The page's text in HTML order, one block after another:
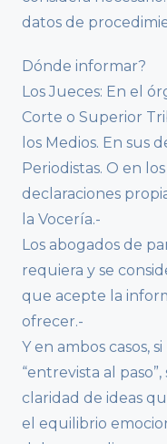
datos de
Dónde informar?
Los Jueces: En el
Corte o Superior
los Medios. En sus
Periodistas. O en
declaraciones
la Vocería.-
Los abogados de
requiera y se
que acepte la
ofrecer.-
Y en ambos casos,
“entrevista al
claridad de ideas
el equilibrio